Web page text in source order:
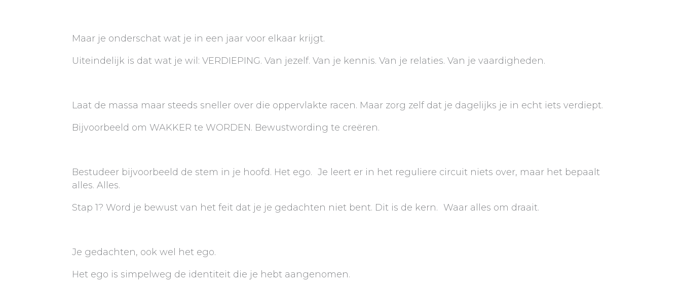
Maar je onderschat wat je in een jaar voor elkaar krijgt.
Uiteindelijk is dat wat je wil: VERDIEPING. Van jezelf. Van je kennis. Van je relaties. Van je vaardigheden.
Laat de massa maar steeds sneller over die oppervlakte racen. Maar zorg zelf dat je dagelijks je in echt iets verdiept.
Bijvoorbeeld om WAKKER te WORDEN. Bewustwording te creëren.
Bestudeer bijvoorbeeld de stem in je hoofd. Het ego. Je leert er in het reguliere circuit niets over, maar het bepaalt
alles. Alles.
Stap 1? Word je bewust van het feit dat je je gedachten niet bent. Dit is de kern. Waar alles om draait.
Je gedachten, ook wel het ego.
Het ego is simpelweg de identiteit die je hebt aangenomen.